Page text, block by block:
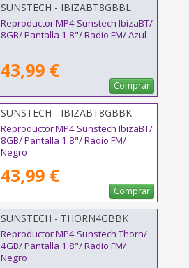
SUNSTECH - IBIZABT8GBBL
Reproductor MP4 Sunstech IbizaBT/
8GB/ Pantalla 1.8"/ Radio FM/ Azul
43,99 €
Comprar
SUNSTECH - IBIZABT8GBBK
Reproductor MP4 Sunstech IbizaBT/
8GB/ Pantalla 1.8"/ Radio FM/
Negro
43,99 €
Comprar
SUNSTECH - THORN4GBBK
Reproductor MP4 Sunstech Thorn/
4GB/ Pantalla 1.8"/ Radio FM/
Negro